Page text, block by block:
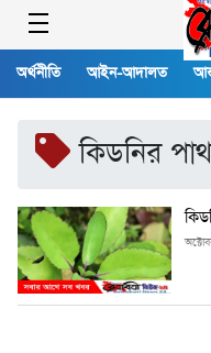
অর্থনীতি আইন-আদালত
কিডনির